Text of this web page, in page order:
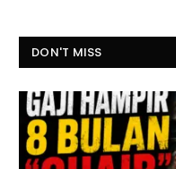
DON'T MISS